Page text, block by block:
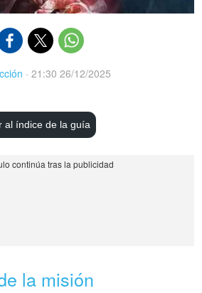
· 21:30 26/12/2025
al índice de la guía
la misión